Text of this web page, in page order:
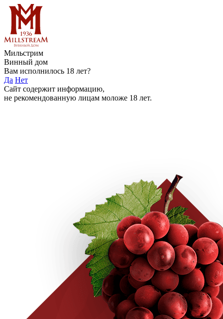
Мильстрим
Винный дом
Вам исполнилось 18 лет?
Да Нет
Сайт содержит информацию,
не рекомендованную лицам моложе 18 лет.